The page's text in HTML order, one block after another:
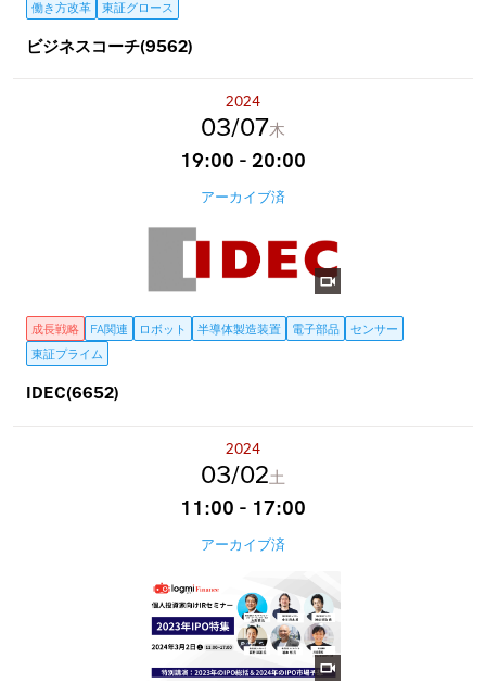
働き方改革
東証グロース
ビジネスコーチ(9562)
2024
03 07木
19:00 - 20:00
アーカイブ済
成長戦略 FA関連 ロボット 半導体製造装置 電子部品
センサー
東証プライム
IDEC(6652)
2024
03 02土
11:00 - 17:00
アーカイブ済